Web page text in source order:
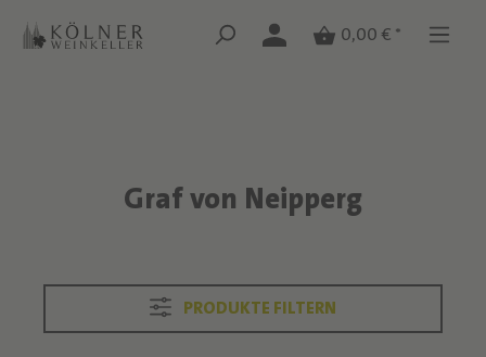
Zum Hauptinhalt springen
Zum Hauptinhalt springen
0,00 € *
Text überspringenGraf von Neipperg
PRODUKTE FILTERN